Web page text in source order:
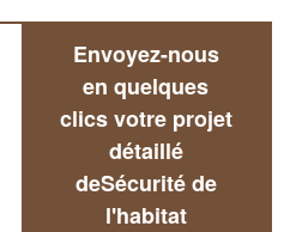
Envoyez-nous
en quelques
clics votre projet
détaillé
deSécurité de
l'habitat